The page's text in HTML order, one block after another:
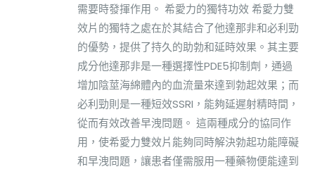
需要時發揮作用。 希愛力的獨特功效 希愛力雙
效片的獨特之處在於其結合了他達那非和必利勁
的優勢，提供了持久的助勃和延時效果。其主要
成分他達那非是一種選擇性PDE5抑制劑，通過
增加陰莖海綿體內的血流量來達到勃起效果；而
必利勁則是一種短效SSRI，能夠延遲射精時間，
從而有效改善早洩問題。 這兩種成分的協同作
用，使希愛力雙效片能夠同時解決勃起功能障礙
和早洩問題，讓患者僅需服用一種藥物便能達到